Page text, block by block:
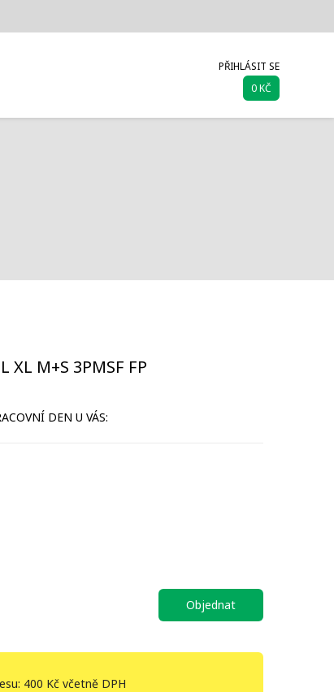
PŘIHLÁSIT SE
0 KČ
XL M+S 3PMSF FP
DEN U VÁS:
Objednat
400 Kč včetně DPH